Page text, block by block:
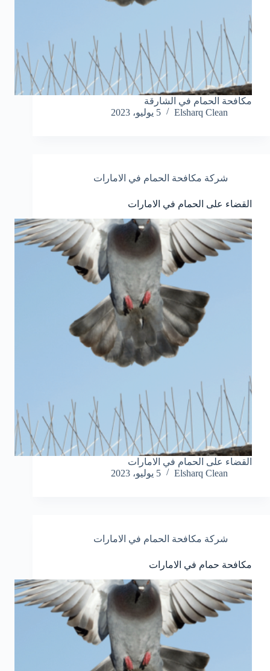
مكافحة الحمام في الشارقة
Elsharq Clean
5 يوليو، 2023
شركة مكافحة الحمام في الامارات
القضاء على الحمام في الامارات
القضاء على الحمام في الامارات
Elsharq Clean
5 يوليو، 2023
شركة مكافحة الحمام في الامارات
مكافحة حمام في الامارات